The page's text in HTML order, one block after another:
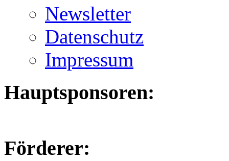
Newsletter
Datenschutz
Impressum
Hauptsponsoren:
Förderer: